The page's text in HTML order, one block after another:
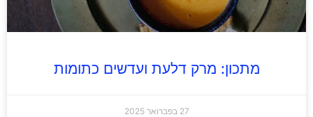
מתכון: מרק דלעת ועדשים כתומות
27 בפברואר 2025